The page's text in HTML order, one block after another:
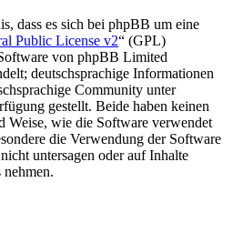
dass es sich bei phpBB um eine
Public License v2“ (GPL)
von phpBB Limited
deutschsprachige Informationen
Community unter
gestellt. Beide haben keinen
Weise, wie die Software verwendet
die Verwendung der Software
untersagen oder auf Inhalte